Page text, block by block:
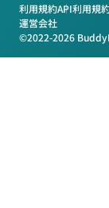
利用規約API利用規
運営会社
©2022-2026